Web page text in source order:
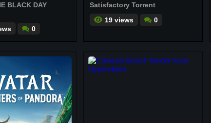
BLACK DAY
0
Satisfactory Torrent
19 views
0